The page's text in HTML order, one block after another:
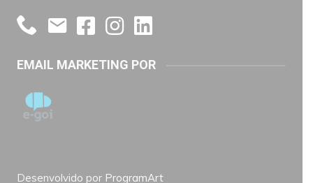
EMAIL MARKETING POR
Desenvolvido por ProgramArt